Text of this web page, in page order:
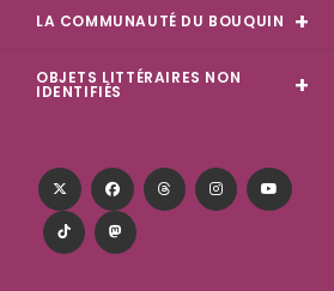
LA COMMUNAUTÉ DU BOUQUIN
OBJETS LITTÉRAIRES NON
IDENTIFIÉS